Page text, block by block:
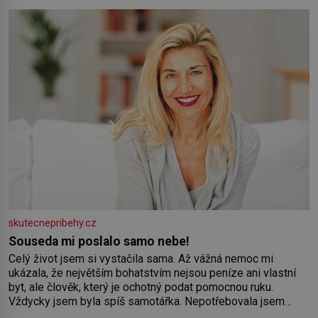
Syn brněnského řezníka chce být knězem a
skutecnepribehy.cz
Souseda mi poslalo samo nebe!
Celý život jsem si vystačila sama. Až vážná nemoc mi
ukázala, že největším bohatstvím nejsou peníze ani vlastní
byt, ale člověk, který je ochotný podat pomocnou ruku.
Vždycky jsem byla spíš samotářka. Nepotřebovala jsem